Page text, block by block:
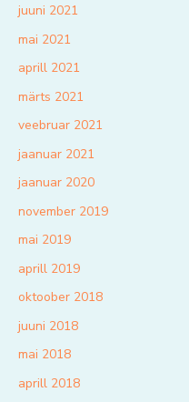
juuni 2021
mai 2021
aprill 2021
märts 2021
veebruar 2021
jaanuar 2021
jaanuar 2020
november 2019
mai 2019
aprill 2019
oktoober 2018
juuni 2018
mai 2018
aprill 2018